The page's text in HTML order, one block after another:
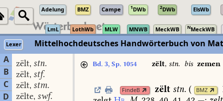
Adelung BMZ Campe 1DWb 2DWb ElsWb
LmL LothWb MLW MNWB MeckWB NMeckWB
Lexer
Mittelhochdeutsches Handwörterbuch von
A
B
C
D
zëlt, stn.
zëlt, stf.
zëlt, stm.
zëlte, swf.
Bd. 3, Sp. 1054 zëlt, stn. bis zemen
FindeB zëlt stn. ( BMZ